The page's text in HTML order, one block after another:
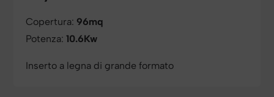
Copertura: 96mq
Potenza:10.6Kw
Inserto a legna di grande formato